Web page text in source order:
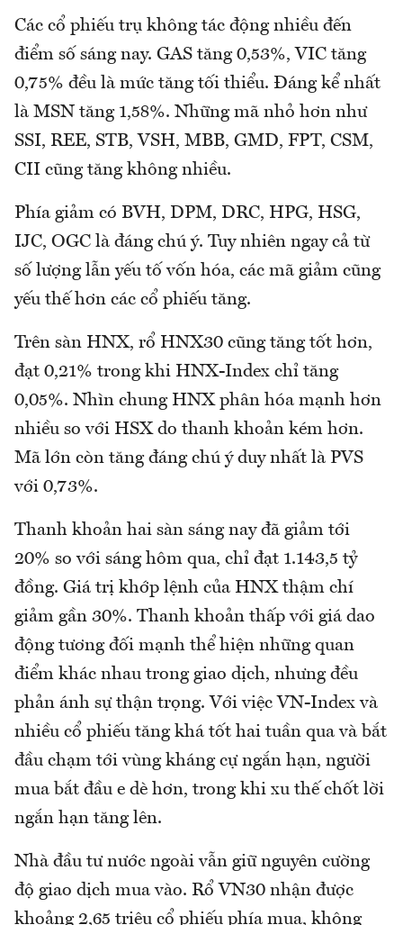
Các cổ phiếu trụ không tác động nhiều đến
điểm số sáng nay. GAS tăng 0,53%, VIC tăng
0,75% đều là mức tăng tối thiểu. Đáng kể nhất
là MSN tăng 1,58%. Những mã nhỏ hơn như
SSI, REE, STB, VSH, MBB, GMD, FPT, CSM,
CII cũng tăng không nhiều.
Phía giảm có BVH, DPM, DRC, HPG, HSG,
IJC, OGC là đáng chú ý. Tuy nhiên ngay cả từ
số lượng lẫn yếu tố vốn hóa, các mã giảm cũng
yếu thế hơn các cổ phiếu tăng.
Trên sàn HNX, rổ HNX30 cũng tăng tốt hơn,
đạt 0,21% trong khi HNX-Index chỉ tăng
0,05%. Nhìn chung HNX phân hóa mạnh hơn
nhiều so với HSX do thanh khoản kém hơn.
Mã lớn còn tăng đáng chú ý duy nhất là PVS
với 0,73%.
Thanh khoản hai sàn sáng nay đã giảm tới
20% so với sáng hôm qua, chỉ đạt 1.143,5 tỷ
đồng. Giá trị khớp lệnh của HNX thậm chí
giảm gần 30%. Thanh khoản thấp với giá dao
động tương đối mạnh thể hiện những quan
điểm khác nhau trong giao dịch, nhưng đều
phản ánh sự thận trọng. Với việc VN-Index và
nhiều cổ phiếu tăng khá tốt hai tuần qua và bắt
đầu chạm tới vùng kháng cự ngắn hạn, người
mua bắt đầu e dè hơn, trong khi xu thế chốt lời
ngắn hạn tăng lên.
Nhà đầu tư nước ngoài vẫn giữ nguyên cường
độ giao dịch mua vào. Rổ VN30 nhận được
khoảng 2,65 triệu cổ phiếu phía mua, không